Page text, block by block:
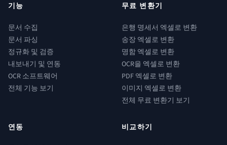
기능
문서 수집
문서 파싱
정규화 및 검증
내보내기 및 연동
OCR 소프트웨어
전체 기능 보기
무료 변환기
은행 명세서 엑셀로 변환
송장 엑셀로 변환
명함 엑셀로 변환
OCR을 엑셀로 변환
PDF 엑셀로 변환
이미지 엑셀로 변환
전체 무료 변환기 보기
연동 비교하기